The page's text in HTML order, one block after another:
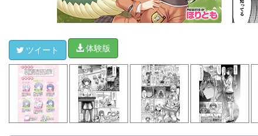
ツイート 体験版